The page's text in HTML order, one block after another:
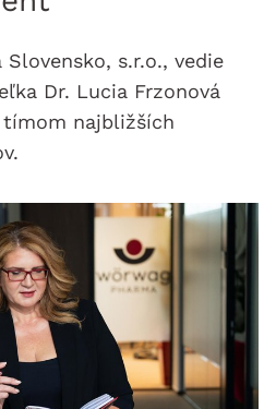
Slovensko, s.r.o., vedie
Dr. Lucia Frzonová
najbližších